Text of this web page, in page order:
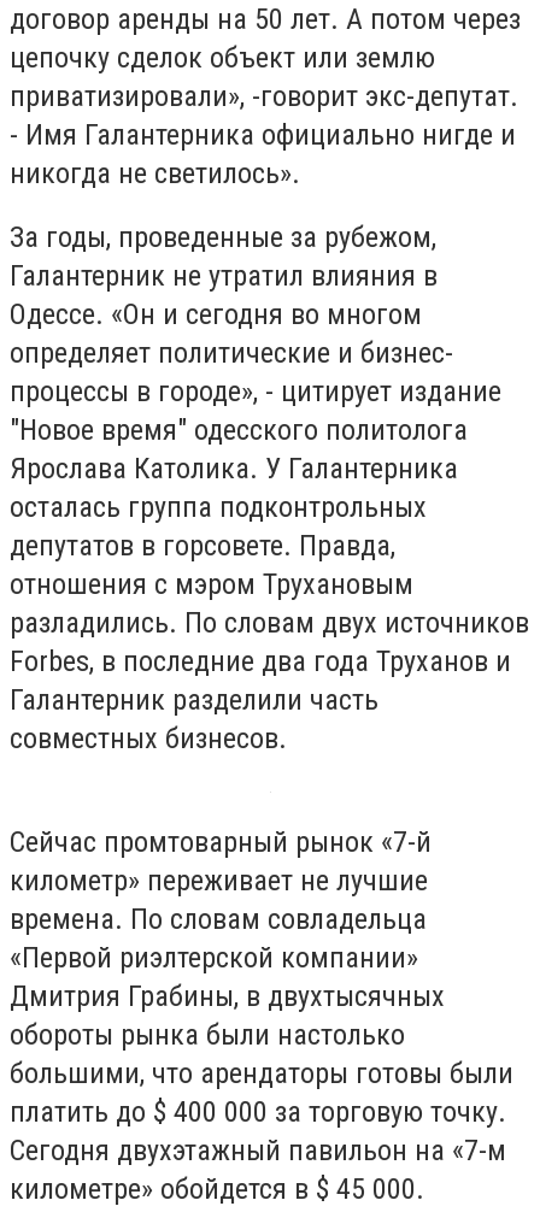
договор аренды на 50 лет. А потом через
цепочку сделок объект или землю
приватизировали», -говорит экс-депутат.
- Имя Галантерника официально нигде и
никогда не светилось».
За годы, проведенные за рубежом,
Галантерник не утратил влияния в
Одессе. «Он и сегодня во многом
определяет политические и бизнес-
процессы в городе», - цитирует издание
"Новое время" одесского политолога
Ярослава Католика. У Галантерника
осталась группа подконтрольных
депутатов в горсовете. Правда,
отношения с мэром Трухановым
разладились. По словам двух источников
Forbes, в последние два года Труханов и
Галантерник разделили часть
совместных бизнесов.
Сейчас промтоварный рынок «7-й
километр» переживает не лучшие
времена. По словам совладельца
«Первой риэлтерской компании»
Дмитрия Грабины, в двухтысячных
обороты рынка были настолько
большими, что арендаторы готовы были
платить до $ 400 000 за торговую точку.
Сегодня двухэтажный павильон на «7-м
километре» обойдется в $ 45 000.